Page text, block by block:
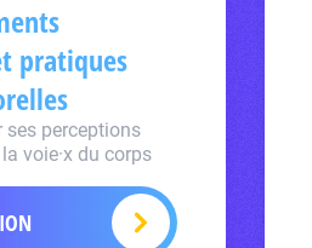
pratiques
ses perceptions
voie·x du corps